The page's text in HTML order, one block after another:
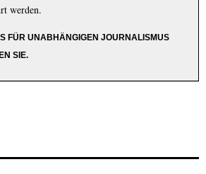
werden.
FÜR UNABHÄNGIGEN JOURNALISMUS
SIE.